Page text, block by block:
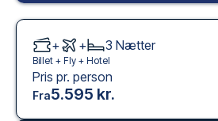
+ + 3 Nætter
Billet + Fly + Hotel
Pris pr. person
Fra5.595 kr.